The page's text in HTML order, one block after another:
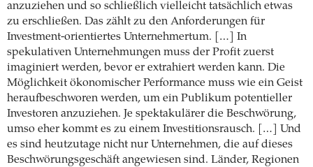
anzuziehen und so schließlich vielleicht tatsächlich etwas
zu erschließen. Das zählt zu den Anforderungen für
Investment-orientiertes Unternehmertum. […] In
spekulativen Unternehmungen muss der Profit zuerst
imaginiert werden, bevor er extrahiert werden kann. Die
Möglichkeit ökonomischer Performance muss wie ein Geist
heraufbeschworen werden, um ein Publikum potentieller
Investoren anzuziehen. Je spektakulärer die Beschwörung,
umso eher kommt es zu einem Investitionsrausch. […] Und
es sind heutzutage nicht nur Unternehmen, die auf dieses
Beschwörungsgeschäft angewiesen sind. Länder, Regionen